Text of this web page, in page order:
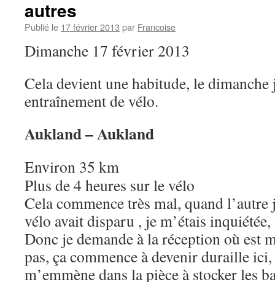
autres
Publié le 17 février 2013 par Francoise
Dimanche 17 février 2013
Cela devient une habitude, le
entraînement de vélo.
Aukland – Aukland
Environ 35 km
Plus de 4 heures sur le vélo
Cela commence très mal, quand
vélo avait disparu , je m’étais
Donc je demande à la réception où est
pas, ça commence à devenir duraille
m’emmène dans la pièce à stocker les